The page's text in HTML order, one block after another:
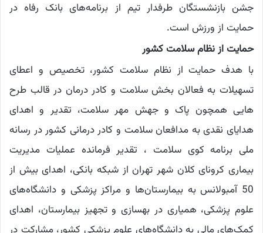
جشن بازنشستگان طرفدار تیم از برنامه‌های بانک رفاه در
حمایت از ورزش است.
حمایت از نظام سلامت کشور
با هدف حمایت از نظام سلامت کشور، تخصیص و اعطای
تسهیلات به فعالان بخش سلامت و کادر درمان در قالب طرح
هایی همچون پاک و جهش مهر سلامت، تقدیر و اهدای
هدایای نقدی به مدافعان سلامت و کادر درمانی کشور در رسانه
ملی برنامه کوی سلامت ، تقدیر فرمانده عملیات مدیریت
بیماری کرونای کلان شهر تهران از شبکه بانکی، اهدای بیش از
50 آمبولانس به بیمارستان‌ها و مراکز پزشکی و دانشگاه‌های
علوم پزشکی، همیاری در بهسازی و تجهیز بیمارستان، اهدای